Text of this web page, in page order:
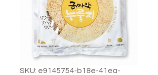
SKU: e9145754-b18e-41ea-